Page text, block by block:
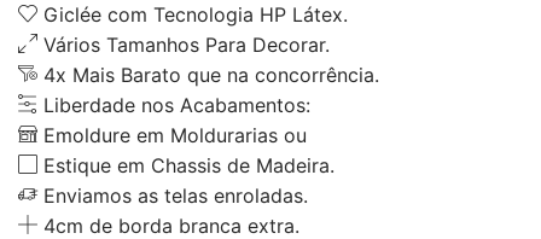
Giclée com Tecnologia HP Látex.
Vários Tamanhos Para Decorar.
4x Mais Barato que na concorrência.
Liberdade nos Acabamentos:
Emoldure em Moldurarias ou
Estique em Chassis de Madeira.
Enviamos as telas enroladas.
4cm de borda branca extra.